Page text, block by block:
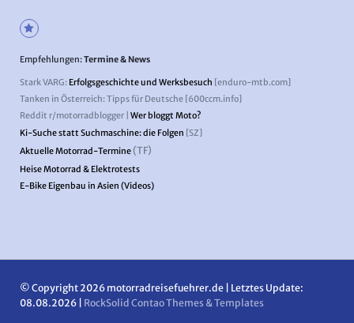
Empfehlungen:Termine & News
Stark VARG: Erfolgsgeschichte und Werksbesuch [enduro-mtb.com]
Tanken in Österreich: Tipps für Deutsche [600ccm.info]
Reddit r/motorradblogger | Wer bloggt Moto?
Ki-Suche statt Suchmaschine: die Folgen [SZ]
Aktuelle Motorrad-Termine(TF)
Heise Motorrad & Elektrotests
E-Bike Eigenbau in Asien (Videos)
© Copyright 2026 motorradreisefuehrer.de | Letztes Update:
08.08.2026 | RockSolid Contao Themes & Templates